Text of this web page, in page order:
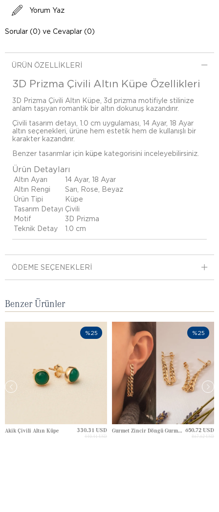
Yorum Yaz
Sorular (0) ve Cevaplar (0)
ÜRÜN ÖZELLIKLERI
3D Prizma Çivili Altın Küpe Özellikleri
3D Prizma Çivili Altın Küpe, 3d prizma motifiyle stilinize
anlam taşıyan romantik bir altın dokunuş kazandırır.
Çivili tasarım detayı, 1.0 cm uygulaması, 14 Ayar, 18 Ayar
altın seçenekleri, ürüne hem estetik hem de kullanışlı bir
karakter kazandırır.
Benzer tasarımlar için küpe kategorisini inceleyebilirsiniz.
Ürün Detayları
Altın Ayarı
14 Ayar, 18 Ayar
Altın Rengi
Sarı, Rose, Beyaz
Ürün Tipi
Küpe
Tasarım Detayı Çivili
Motif
3D Prizma
Teknik Detay
1.0 cm
ÖDEME SEÇENEKLERI
Benzer Ürünler
Akik Çivili Altın Küpe 330.31 USD
440.41 USD
%25
Gurmet Zincir Döngü Gurmet Zincir Çivili Altın Küpe 650.72 USD
867.62 USD
%25